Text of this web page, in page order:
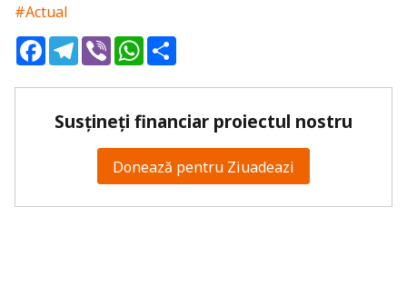
#Actual
FacebookTelegram
ViberWhatsApp
Susțineți financiar proiectul nostru
Donează pentru Ziuadeazi